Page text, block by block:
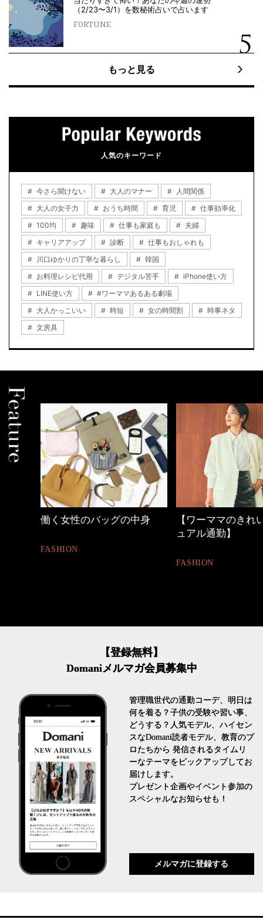
（2/23〜3/1）を数秘術占いで占います
FORTUNE
もっと見る
人気のキーワード
今さら聞けない 大人のマナー
人間関係
大人の女子力
おうち時間 育児
仕事効率化
100均
趣味 仕事も家庭も
夫婦
キャリアアップ
診断
仕事もおしゃれも
川口ゆかりの丁寧な暮らし
韓国
お料理レシピ代用
デジタル苦手
iPhone使い方
LINE使い方
#ワーママあるある劇場
大人かっこいい
時短 女の時間割
時事ネタ
文房具
【ワーママのきれいめカジ
40代の小顔メイク
【登録無料】
Domaniメルマガ会員募集中
管理職世代の通勤コーデ、明日は
何を着る？子供の受験や習い事、
どうする？人気モデル、ハイセン
スなDomani読者モデル、教育のプ
ロたちから 発信されるタイムリ
ーなテーマをピックアップしてお
届けします。
プレゼント企画やイベント参加の
スペシャルなお知らせも！
メルマガに登録する